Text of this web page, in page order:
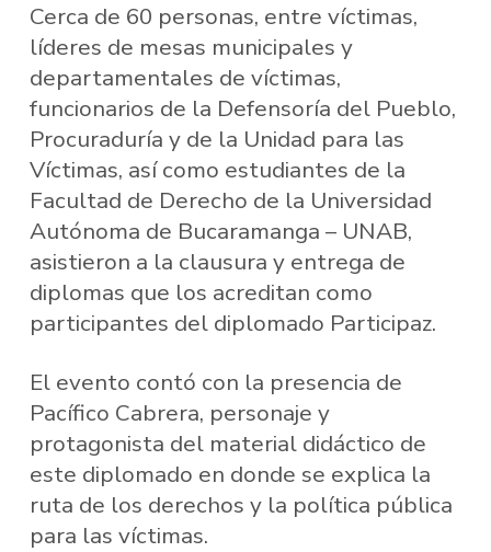
Cerca de 60 personas, entre víctimas,
líderes de mesas municipales y
departamentales de víctimas,
funcionarios de la Defensoría del Pueblo,
Procuraduría y de la Unidad para las
Víctimas, así como estudiantes de la
Facultad de Derecho de la Universidad
Autónoma de Bucaramanga – UNAB,
asistieron a la clausura y entrega de
diplomas que los acreditan como
participantes del diplomado Participaz.
El evento contó con la presencia de
Pacífico Cabrera, personaje y
protagonista del material didáctico de
este diplomado en donde se explica la
ruta de los derechos y la política pública
para las víctimas.